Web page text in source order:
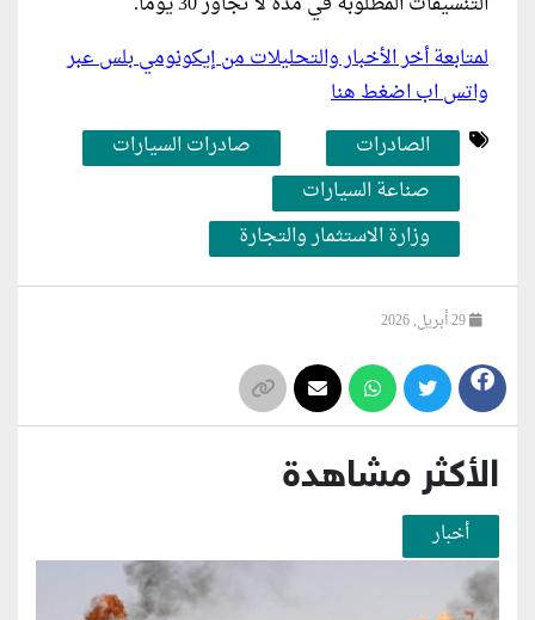
لمتابعة أخر الأخبار والتحليلات من إيكونومي بلس عبر
واتس اب اضغط هنا
الصادرات
صادرات السيارات
صناعة السيارات
وزارة الاستثمار والتجارة
الأكثر مشاهدة
أخبار